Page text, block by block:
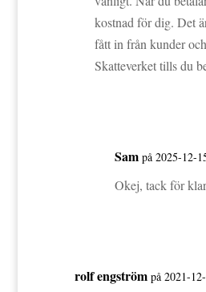
kostnad för dig. Det
fått in från kunder
Skatteverket tills du
Sam på 2025-12-
Okej, tack för
rolf engström på 2021-